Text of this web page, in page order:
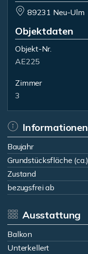
89231 Neu-Ulm
Objektdaten
Objekt-Nr.
AE225
Zimmer
3
Informationen
Baujahr
Grundstücksfläche (ca.)
Zustand
bezugsfrei ab
Ausstattung
Balkon
Unterkellert